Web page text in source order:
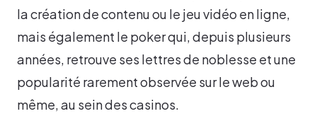
la création de contenu ou le jeu vidéo en ligne,
mais également le poker qui, depuis plusieurs
années, retrouve ses lettres de noblesse et une
popularité rarement observée sur le web ou
même, au sein des casinos.